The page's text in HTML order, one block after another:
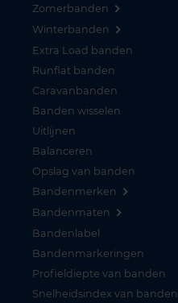
Zomerbanden
Winterbanden
Extra Load banden
Runflat banden
Caravanbanden
Banden wisselen
Uitlijnen
Balanceren
Opslag van banden
Bandenmerken
Bandenmaten
Bandenlabel
Bandenmarkeringen
Profieldiepte van banden
Snelheidsindex van banden